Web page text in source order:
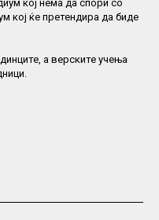
кој нема да спори со
кој ќе претендира да биде
а верските учења